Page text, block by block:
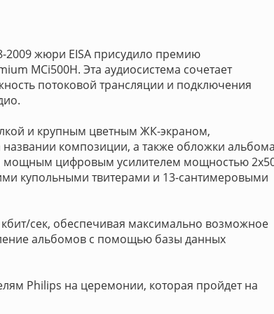
2009 жюри EISA присудило премию
MCi500H. Эта аудиосистема сочетает
потоковой трансляции и подключения
и крупным цветным ЖК-экраном,
композиции, а также обложки
мощным цифровым усилителем мощностью
купольными твитерами и 13-сантимеровыми
сек, обеспечивая максимально возможное
альбомов с помощью базы данных
Philips на церемонии, которая пройдет на